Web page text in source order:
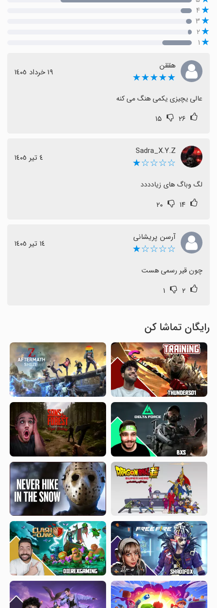
۴
۳
۲
۱
هققن
★★★★★ ١٩ خرداد ١٤٠٥
عالی یچیزی یکمی هنگ می کنه
۲۶ ۱۵
Sadra_X.Y.Z
☆☆☆☆★ ٤ تیر ١٤٠٥
لگ وباگ های زیادددد
۱۴ ۲۰
آرسن پریشانی
☆☆☆☆★ ١٤ تیر ١٤٠٥
چون قیر رسمی هست
۲ ۱
رایگان تماشا کن